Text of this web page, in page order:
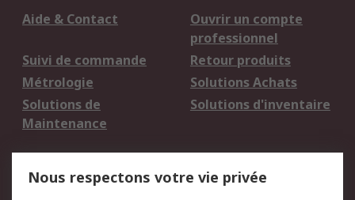
Aide & Contact
Ouvrir un compte
professionnel
Suivi de commande
Retour produits
Métrologie
Solutions Achats
Solutions de
Maintenance
Solutions d'inventaire
Nous respectons votre vie privée